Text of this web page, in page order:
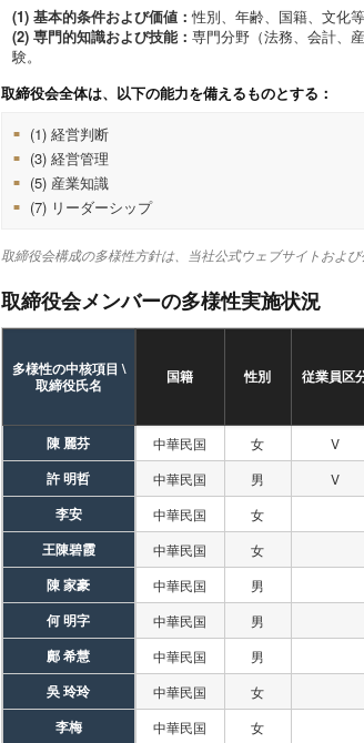
(1) 基本的条件および価値：性別、年齢、国籍、文化等
(2) 専門的知識および技能： 専門分野（法務、会計、
験。
取締役会全体は、以下の能力を備えるものとする：
(1) 経営判断
(3) 経営管理
(5) 産業知識
(7) リーダーシップ
取締役会構成の多様性方針は、当社公式ウェブサイトおよび
取締役会メンバーの多様性実施状況
多様性の中核項目 \
取締役氏名
国籍 性別 従業員区
陳 麗芬 中華民国 女 V
許 明哲 中華民国 男 V
李安 中華民国 女
王陳碧霞 中華民国 女
陳 家豪 中華民国 男
何 明字 中華民国 男
鄺 希慧 中華民国 男
吳 玲玲 中華民国 女
李梅 中華民国 女